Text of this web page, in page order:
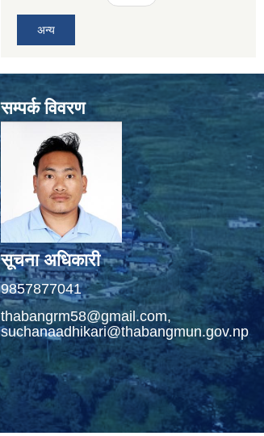
अन्य
सम्पर्क विवरण
सूचना अधिकारी
9857877041
thabangrm58@gmail.com,
suchanaadhikari@thabangmun.gov.np